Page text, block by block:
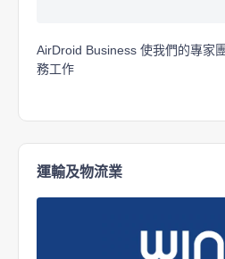
AirDroid Business 使我們的專家
務工作
運輸及物流業